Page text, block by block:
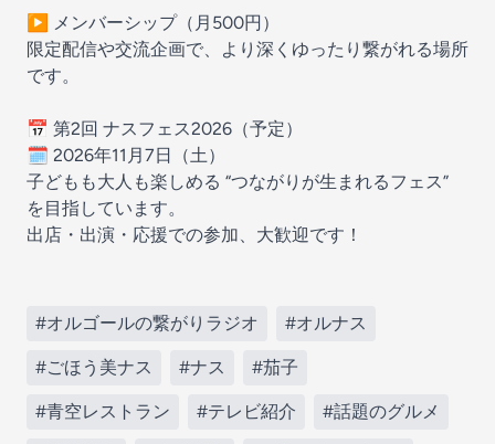
▶ メンバーシップ（月500円）
限定配信や交流企画で、より深くゆったり繋がれる場所
です。
📅 第2回 ナスフェス2026（予定）
🗓 2026年11月7日（土）
子どもも大人も楽しめる “つながりが生まれるフェス”
を目指しています。
出店・出演・応援での参加、大歓迎です！
#オルゴールの繋がりラジオ #オルナス
#ごほう美ナス #ナス #茄子
#青空レストラン #テレビ紹介 #話題のグルメ